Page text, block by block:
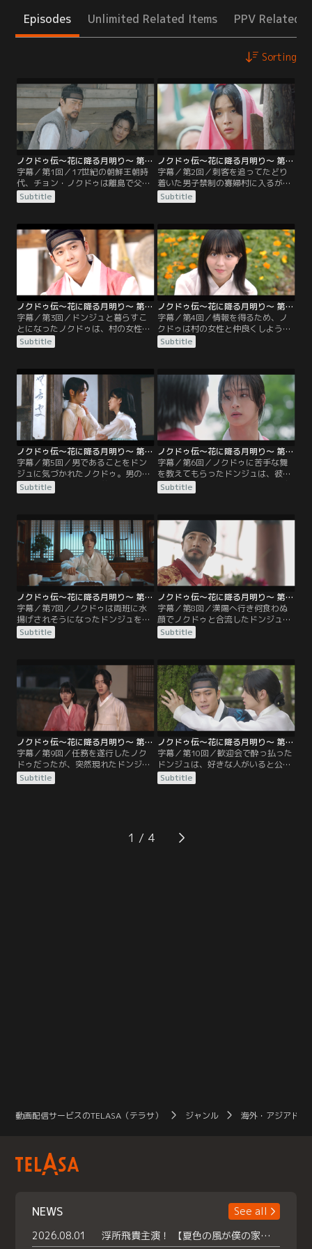
Episodes Unlimited Related Items PPV Related
Sorting
ノクドゥ伝～花に降る月明り～ 第01話／字幕
字幕／第1回／17世紀の朝鮮王朝時
代、チョン・ノクドゥは離島で父チ
ョン・ユンジョ、兄ファンテと暮ら
していた。ある日、家族が謎の刺客
たノクドゥは、自分の正体を知るた
めに都へ向かい、男装したトン・ド
ンジュと出会う。王・光海君に矢を
放つべく物陰に潜んでいたドンジュ
は、ノクドゥとともに捕らえられ
て…。
Subtitle
ノクドゥ伝～花に降る月明り～ 第02話／字幕
字幕／第2回／刺客を追ってたどり
着いた男子禁制の寡婦村に入るが、
追い出されたノクドゥ。潜入するた
めの策を講じる中、村へ逃げ込もう
交換し窮地を救ったノクドゥは、そ
の女装姿で村へ入ることに成功！そ
こで、横柄な両班に立ち向かうドン
ジュの姿に目を奪われる。なんとそ
の彼女と同じ部屋で暮らすことにな
り…。
Subtitle
ノクドゥ伝～花に降る月明り～ 第03話／字幕
字幕／第3回／ドンジュと暮らすこ
とになったノクドゥは、村の女性た
ちに正体がバレないよう四苦八苦し
ながら生活する。一方ドンジュは、
とは夢にも思わず、世話の焼ける女
性だと呆れ返っていた。そんなある
夜、ノクドゥは寡婦村を守る女性た
ちの集会に出くわす。頭領を探るた
め後を追うが見つかってしまい…。
Subtitle
ノクドゥ伝～花に降る月明り～ 第04話／字幕
字幕／第4回／情報を得るため、ノ
クドゥは村の女性と仲良くしようと
するも失敗し、ドンジュの両手にや
けどを負わせてしまう。ドンジュの
ンジュからお姉さんと呼んでもいい
かと問われ、その可愛さに動揺し慌
ててその場を立ち去る。その夜、ノ
クドゥは寡婦の魂を慰めるという怪
しげな行列を目撃し、後をつける
が…。
Subtitle
ノクドゥ伝～花に降る月明り～ 第05話／字幕
字幕／第5回／男であることをドン
ジュに気づかれたノクドゥ。男の声
を聞いて駆けつけた行首たちにも正
体を知られそうになるが、なんとか
の奥方と村で待ち合わせしていると
いうノクドゥの言い訳を疑いつつも
秘密を守るが、厳しく彼を監視す
る。そんな中、ノクドゥは寡婦村に
忍び込んだ男に出くわしたと嘘をつ
き…。
Subtitle
ノクドゥ伝～花に降る月明り～ 第06話／字幕
字幕／第6回／ノクドゥに苦手な舞
を教えてもらったドンジュは、彼を
意識し始める。そんな女心を知る由
もないノクドゥもまた、彼女を気に
皆が捜している男がノクドゥだと気
づき、彼を早く逃がそうとする。だ
が、以前妓楼で問題を起こした両班
が、ドンジュへ仕返しをするため強
引に水揚げを迫ってきて…。
Subtitle
ノクドゥ伝～花に降る月明り～ 第07話／字幕
字幕／第7回／ノクドゥは両班に水
揚げされそうになったドンジュを養
女に迎え、母娘として寡婦村で同居
を開始する。ムウォル団のキム・ス
ノクドゥに新たな命令を下す。ノク
ドゥはドンジュが飼いたがっていた
ヒヨコを2羽贈り、任務をこなすた
め漢陽へ。1人になったドンジュ
は、ノクドゥのことが頭から離れ
Subtitle
ノクドゥ伝～花に降る月明り～ 第08話／字幕
字幕／第8回／漢陽へ行き何食わぬ
顔でノクドゥと合流したドンジュ。
2人で街へ買い物に行き、ノクドゥ
は手先の器用なドンジュに任務に必
ランコを見て顔を曇らせたドンジュ
に、ノクドゥは優しく声をかける。
その夜、ドンジュはかつて家族と暮
らしていた家を訪れる。そこで出く
わしたのはチャ・ユルムだった。
Subtitle
ノクドゥ伝～花に降る月明り～ 第09話／字幕
字幕／第9回／任務を遂行したノク
ドゥだったが、突然現れたドンジュ
とともに危機に直面！ユルムのおか
げでその場を乗り切り、ノクドゥは
方、隠れて暮らしていたユンジョと
ファンテは再び襲われ、ファン将軍
Subtitle
ノクドゥ伝～花に降る月明り～ 第10話／字幕
字幕／第10回／歓迎会で酔っ払った
ドンジュは、好きな人がいると公
言。その発言を聞いたノクドゥは、
ドンジュが誰を好きなのかが気にな
を悟られまいと彼を突き放す。そん
な中、ノクドゥは島で襲われた原因
Subtitle
1
動画配信サービスのTELASA（テラサ） ジャンル 海外・アジアドラ
NEWS
See all
2026.08.01
浮所飛貴主演！ 【夏色の風が僕の家にやってきた】 本日よりテラサで独占配信スタート！